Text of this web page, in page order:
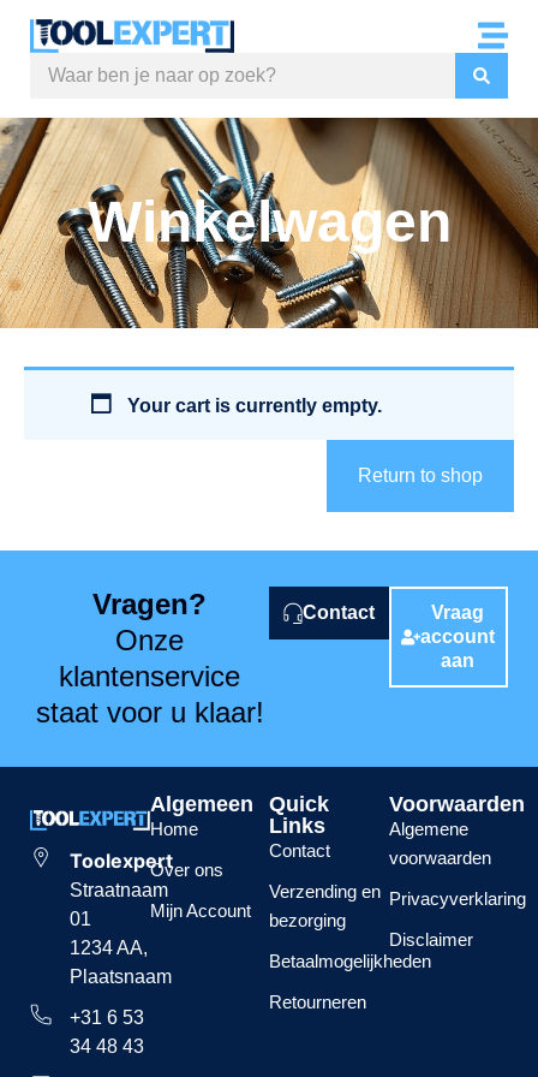
Winkelwagen
Your cart is currently empty.
Return to shop
Vragen?
Onze
klantenservice
staat voor u klaar!
Contact
Vraag
account
aan
Toolexpert
Straatnaam
01
1234 AA,
Plaatsnaam
+31 6 53
34 48 43
Algemeen
Home
Over ons
Mijn Account
Quick
Links
Contact
Verzending en
bezorging
Betaalmogelijkheden
Retourneren
Voorwaarden
Algemene
voorwaarden
Privacyverklaring
Disclaimer